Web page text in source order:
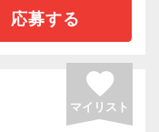
たい方
りたい方
境
応募する
favorite
マイリスト